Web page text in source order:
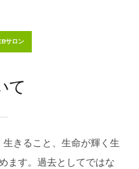
サロン
て
きること、生命が輝く生
ます。過去としてではな